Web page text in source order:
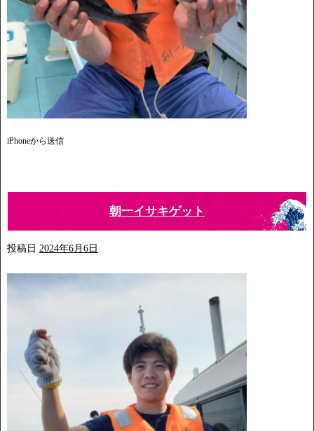
iPhoneから送信
朝一イサキゲット
投稿日 2024年6月6日